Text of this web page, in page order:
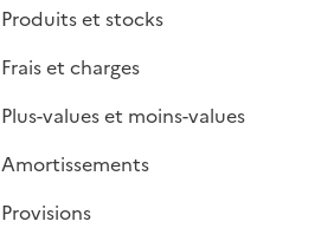
DProduits et stocks
DFrais et charges
D
p
Plus-values et moins-values
DAmortissements
DProvisions